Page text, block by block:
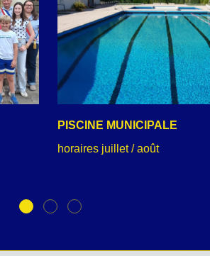
PISCINE MUNICIPALE
horaires juillet / août